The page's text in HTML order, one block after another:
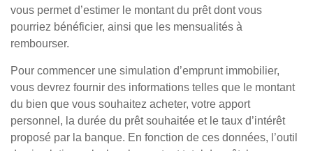
vous permet d’estimer le montant du prêt dont vous
pourriez bénéficier, ainsi que les mensualités à
rembourser.
Pour commencer une simulation d’emprunt immobilier,
vous devrez fournir des informations telles que le montant
du bien que vous souhaitez acheter, votre apport
personnel, la durée du prêt souhaitée et le taux d’intérêt
proposé par la banque. En fonction de ces données, l’outil